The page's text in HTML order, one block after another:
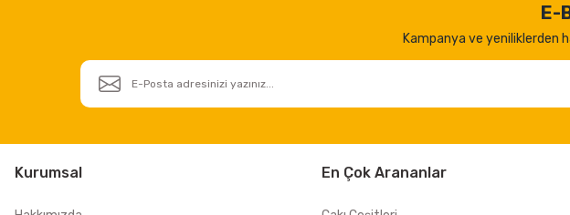
E-
Kampanya ve yeniliklerden
Kurumsal En Çok Arananlar